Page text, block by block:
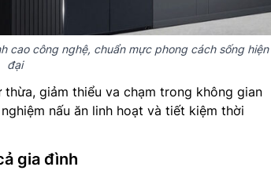
cao công nghệ, chuẩn mực phong cách sống hiện
đại
giảm thiểu va chạm trong không gian
nấu ăn linh hoạt và tiết kiệm thời
gia đình